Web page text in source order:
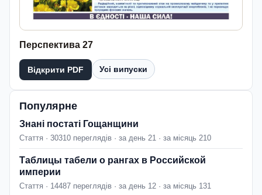
Перспектива 27
Відкрити PDF Усі випуски
Популярне
Знані постаті Гощанщини
Стаття · 30310 переглядів · за день 21 · за місяць 210
Таблицы табели о рангах в Российской
империи
Стаття · 14487 переглядів · за день 12 · за місяць 131